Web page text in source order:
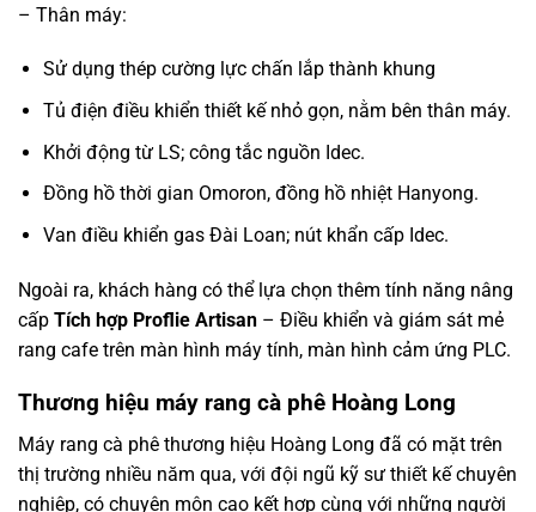
– Thân máy:
Sử dụng thép cường lực chấn lắp thành khung
Tủ điện điều khiển thiết kế nhỏ gọn, nằm bên thân máy.
Khởi động từ LS; công tắc nguồn Idec.
Đồng hồ thời gian Omoron, đồng hồ nhiệt Hanyong.
Van điều khiển gas Đài Loan; nút khẩn cấp Idec.
Ngoài ra, khách hàng có thể lựa chọn thêm tính năng nâng
cấp Tích hợp Proflie Artisan – Điều khiển và giám sát mẻ
rang cafe trên màn hình máy tính, màn hình cảm ứng PLC.
Thương hiệu máy rang cà phê Hoàng Long
Máy rang cà phê thương hiệu Hoàng Long đã có mặt trên
thị trường nhiều năm qua, với đội ngũ kỹ sư thiết kế chuyên
nghiệp, có chuyên môn cao kết hợp cùng với những người